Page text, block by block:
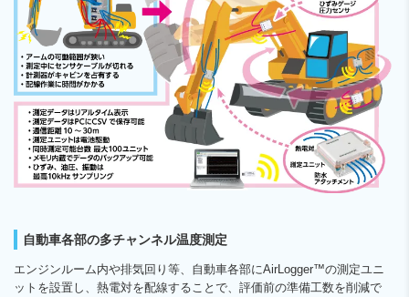
自動車各部の多チャンネル温度測定
エンジンルーム内や排気回り等、自動車各部にAirLogger™の測定ユニ
ットを設置し、熱電対を配線することで、評価前の準備工数を削減で